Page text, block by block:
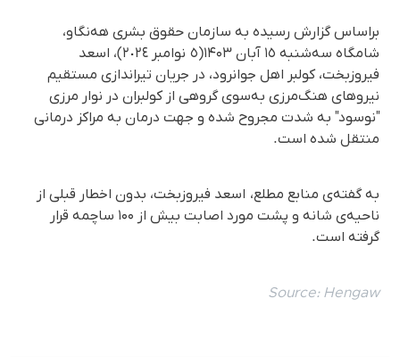
براساس گزارش رسیده به سازمان حقوق بشری هه‌نگاو،
شامگاه سەشنبە ١٥ آبان ۱۴۰۳(٥ نوامبر ٢٠٢٤)، اسعد
فیروزبخت، کولبر اهل جوانرود، در جریان تیراندازی مستقیم
نیروهای هنگ‌مرزی به‌سوی گروهی از کولبران در نوار مرزی
"نوسود" به شدت مجروح شده و جهت درمان به مراکز درمانی
منتقل شده است.
به گفته‌ی منابع مطلع، اسعد فیروزبخت، بدون اخطار قبلی از
ناحیه‌ی شانە و پشت مورد اصابت بیش از ۱۰۰ ساچمه قرار
گرفتە است.
Source: Hengaw